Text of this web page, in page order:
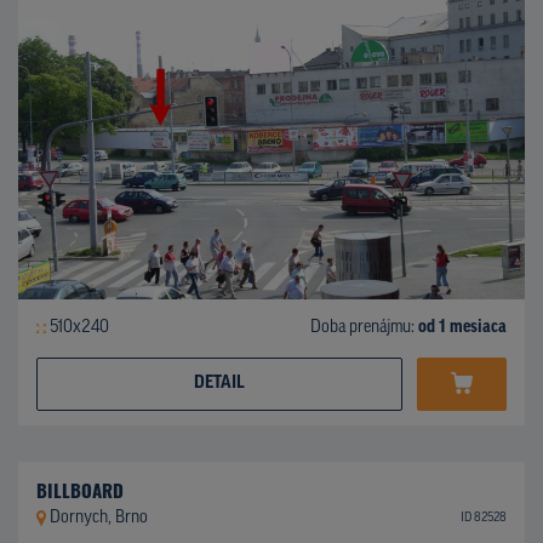
510x240 Doba prenájmu: od 1 mesiaca
DETAIL
BILLBOARD
Dornych, Brno ID 82528